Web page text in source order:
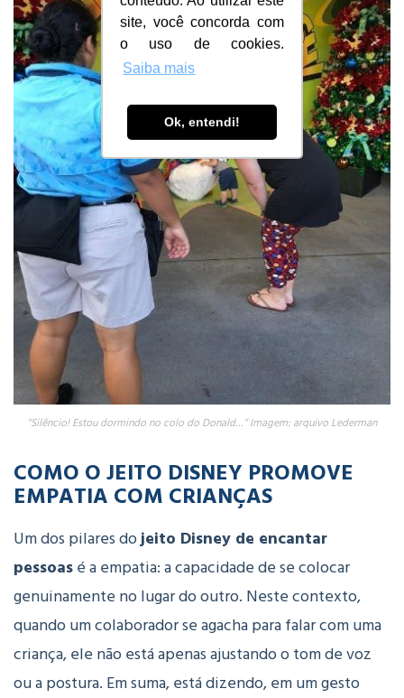
site, você concorda com
o uso de cookies.
Saiba mais
Ok, entendi!
“Silêncio! Estou dormindo no colo do Donald…” Imagem: arquivo Lederman
COMO O JEITO DISNEY PROMOVE
EMPATIA COM CRIANÇAS
Um dos pilares dojeito Disney de encantar
pessoasé a empatia: a capacidade de se colocar
genuinamente no lugar do outro. Neste contexto,
quando um colaborador se agacha para falar com uma
criança, ele não está apenas ajustando o tom de voz
ou a postura. Em suma, está dizendo, em um gesto